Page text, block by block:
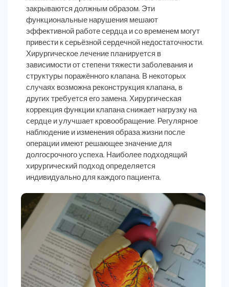
закрываются должным образом. Эти
функциональные нарушения мешают
эффективной работе сердца и со временем могут
привести к серьёзной сердечной недостаточности.
Хирургическое лечение планируется в
зависимости от степени тяжести заболевания и
структуры поражённого клапана. В некоторых
случаях возможна реконструкция клапана, в
других требуется его замена. Хирургическая
коррекция функции клапана снижает нагрузку на
сердце и улучшает кровообращение. Регулярное
наблюдение и изменения образа жизни после
операции имеют решающее значение для
долгосрочного успеха. Наиболее подходящий
хирургический подход определяется
индивидуально для каждого пациента.